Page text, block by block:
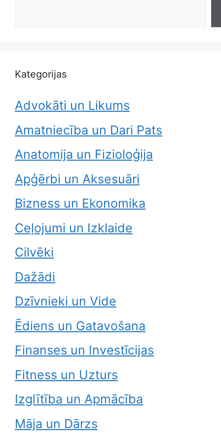
Kategorijas
Advokāti un Likums
Amatniecība un Dari Pats
Anatomija un Fizioloģija
Apģērbi un Aksesuāri
Bizness un Ekonomika
Ceļojumi un Izklaide
Cilvēki
Dažādi
Dzīvnieki un Vide
Ēdiens un Gatavošana
Finanses un Investīcijas
Fitness un Uzturs
Izglītība un Apmācība
Māja un Dārzs